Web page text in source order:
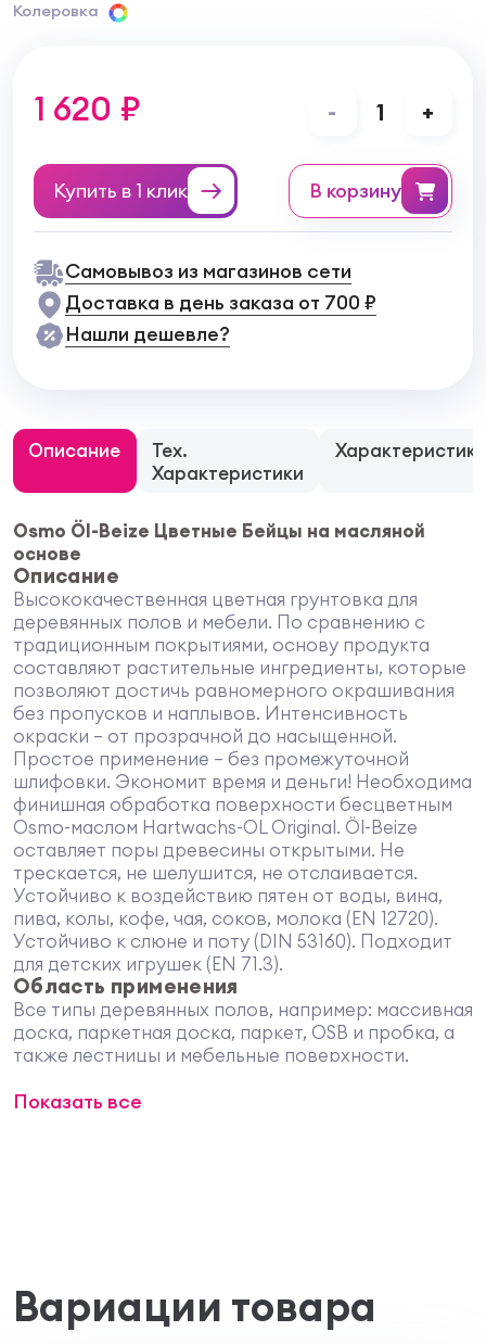
Колеровка
1 620 ₽ - 1 +
Купить в 1 клик в корзину
Самовывоз из магазинов сети
Доставка в день заказа от 700 ₽
Нашли дешевле?
Описание
Тех.
Характеристики
Характеристики
Osmo Öl-Beize Цветные Бейцы на масляной
основе
Описание
Высококачественная цветная грунтовка для
деревянных полов и мебели. По сравнению с
традиционным покрытиями, основу продукта
составляют растительные ингредиенты, которые
позволяют достичь равномерного окрашивания
без пропусков и наплывов. Интенсивность
окраски – от прозрачной до насыщенной.
Простое применение – без промежуточной
шлифовки. Экономит время и деньги! Необходима
финишная обработка поверхности бесцветным
Osmo-маслом Hartwachs-OL Original. Öl-Beize
оставляет поры древесины открытыми. Не
трескается, не шелушится, не отслаивается.
Устойчиво к воздействию пятен от воды, вина,
пива, колы, кофе, чая, соков, молока (EN 12720).
Устойчиво к слюне и поту (DIN 53160). Подходит
для детских игрушек (EN 71.3).
Область применения
Все типы деревянных полов, например: массивная
доска, паркетная доска, паркет, OSB и пробка, а
также лестницы и мебельные поверхности.
Поверхность древесины должна быть чистой,
отшлифовать. Сначала шлифовать грубой
наждачной бумагой. Финишное шлифование
Показать все
Вариации товара